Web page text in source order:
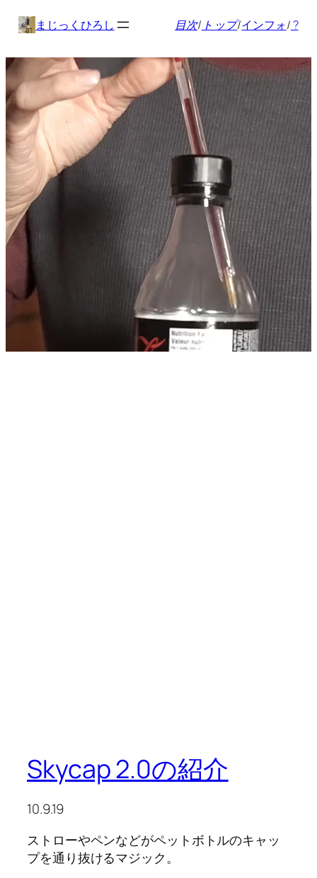
ス
キ
ッ
プ
まじっくひろし 目次/ トップ/インフォ/ ?
Skycap 2.0の紹介
10.9.19
ストローやペンなどがペットボトルのキャッ
プを通り抜けるマジック。